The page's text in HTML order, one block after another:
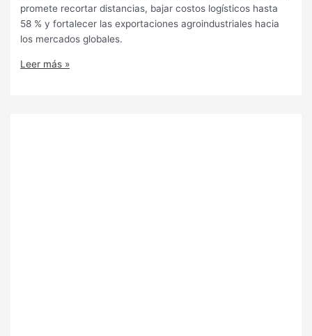
promete recortar distancias, bajar costos logísticos hasta
58 % y fortalecer las exportaciones agroindustriales hacia
los mercados globales.
Leer más »